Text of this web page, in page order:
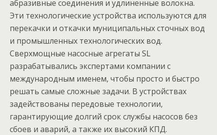
абразивные соединения и удлиненные волокна.
Эти технологические устройства используются для
перекачки и откачки муниципальных сточных вод
и промышленных технологических вод.
Сверхмощные насосные агрегаты SL
разрабатывались экспертами компании с
международным именем, чтобы просто и быстро
решать самые сложные задачи. В устройствах
задействованы передовые технологии,
гарантирующие долгий срок службы насосов без
сбоев и аварий, а также их высокий КПД.